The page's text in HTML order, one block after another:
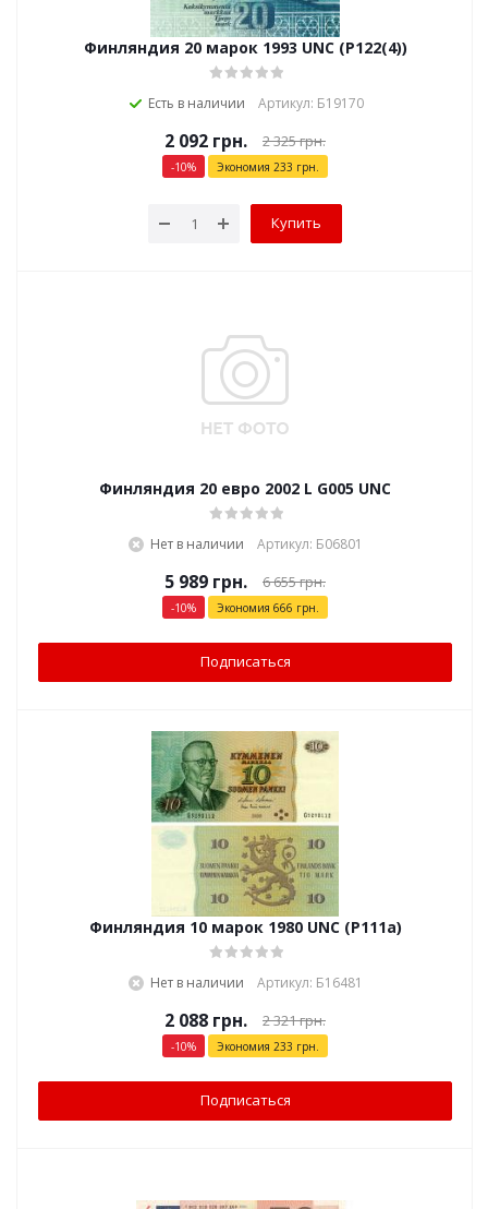
Финляндия 20 марок 1993 UNC (P122(4))
Есть в наличии Артикул: Б19170
2 092 грн. 2 325грн.
-10% Экономия 233 грн.
Купить
Финляндия 20 евро 2002 L G005 UNC
Нет в наличии Артикул: Б06801
5 989 грн. 6 655грн.
-10% Экономия 666 грн.
Подписаться
Финляндия 10 марок 1980 UNC (P111a)
Нет в наличии Артикул: Б16481
2 088 грн. 2 321грн.
-10% Экономия 233 грн.
Подписаться